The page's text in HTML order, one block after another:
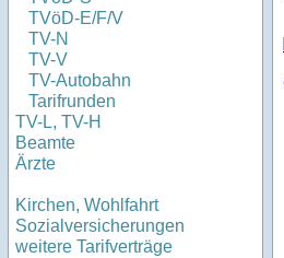
TVöD-E/F/V
TV-N
TV-V
TV-Autobahn
Tarifrunden
TV-L, TV-H
Beamte
Ärzte
Kirchen, Wohlfahrt
Sozialversicherungen
weitere Tarifverträge